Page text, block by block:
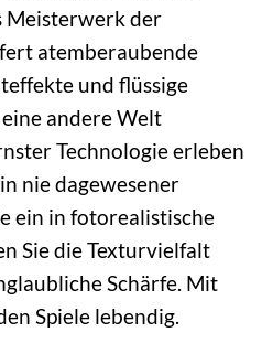
Meisterwerk der
atemberaubende
und flüssige
andere Welt
Technologie erleben
nie dagewesener
ein in fotorealistische
Sie die Texturvielfalt
Schärfe. Mit
Spiele lebendig.